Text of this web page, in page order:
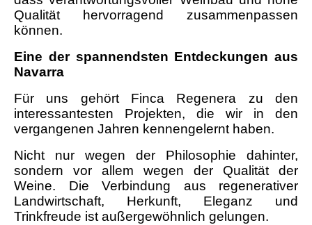
Qualität hervorragend zusammenpassen
können.
Eine der spannendsten Entdeckungen aus
Navarra
Für uns gehört Finca Regenera zu den
interessantesten Projekten, die wir in den
vergangenen Jahren kennengelernt haben.
Nicht nur wegen der Philosophie dahinter,
sondern vor allem wegen der Qualität der
Weine. Die Verbindung aus regenerativer
Landwirtschaft, Herkunft, Eleganz und
Trinkfreude ist außergewöhnlich gelungen.